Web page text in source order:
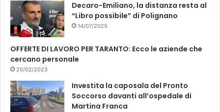
Decaro-Emiliano, la distanza resta al
“Libro possibile” di Polignano
14/07/2025
OFFERTE DI LAVORO PER TARANTO: Ecco le aziende che
cercano personale
20/02/2023
Investita la caposala del Pronto
Soccorso davanti all’ospedale di
Martina Franca